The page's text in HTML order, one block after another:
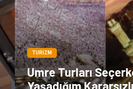
TURIZM
Umre Turları
Yaşadığım